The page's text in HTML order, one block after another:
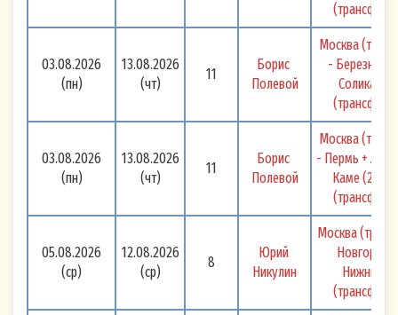
03.08.2026
(пн)
13.08.2026
(чт)
11
Борис
Полевой
Москва
- Березники
03.08.2026
(пн)
13.08.2026
(чт)
11
Борис
Полевой
Москва
- Пермь +
Каме (2
05.08.2026
(ср)
12.08.2026
(ср)
8
Юрий
Никулин
Москва
Новгород
Нижний